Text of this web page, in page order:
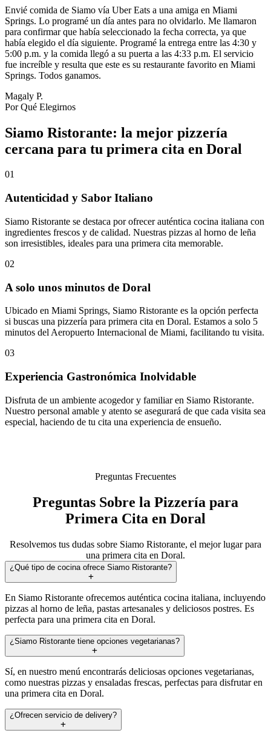
Envié comida de Siamo vía Uber Eats a una amiga en Miami
Springs. Lo programé un día antes para no olvidarlo. Me llamaron
para confirmar que había seleccionado la fecha correcta, ya que
había elegido el día siguiente. Programé la entrega entre las 4:30 y
5:00 p.m. y la comida llegó a su puerta a las 4:33 p.m. El servicio
fue increíble y resulta que este es su restaurante favorito en Miami
Springs. Todos ganamos.
Magaly P.
Por Qué Elegirnos
Siamo Ristorante: la mejor pizzería
cercana para tu primera cita en Doral
01
Autenticidad y Sabor Italiano
Siamo Ristorante se destaca por ofrecer auténtica cocina italiana con
ingredientes frescos y de calidad. Nuestras pizzas al horno de leña
son irresistibles, ideales para una primera cita memorable.
02
A solo unos minutos de Doral
Ubicado en Miami Springs, Siamo Ristorante es la opción perfecta
si buscas una pizzería para primera cita en Doral. Estamos a solo 5
minutos del Aeropuerto Internacional de Miami, facilitando tu visita.
03
Experiencia Gastronómica Inolvidable
Disfruta de un ambiente acogedor y familiar en Siamo Ristorante.
Nuestro personal amable y atento se asegurará de que cada visita sea
especial, haciendo de tu cita una experiencia de ensueño.
Preguntas Frecuentes
Preguntas Sobre la Pizzería para
Primera Cita en Doral
Resolvemos tus dudas sobre Siamo Ristorante, el mejor lugar para
una primera cita en Doral.
¿Qué tipo de cocina ofrece Siamo Ristorante?
En Siamo Ristorante ofrecemos auténtica cocina italiana, incluyendo
pizzas al horno de leña, pastas artesanales y deliciosos postres. Es
perfecta para una primera cita en Doral.
¿Siamo Ristorante tiene opciones vegetarianas?
Sí, en nuestro menú encontrarás deliciosas opciones vegetarianas,
como nuestras pizzas y ensaladas frescas, perfectas para disfrutar en
una primera cita en Doral.
¿Ofrecen servicio de delivery?